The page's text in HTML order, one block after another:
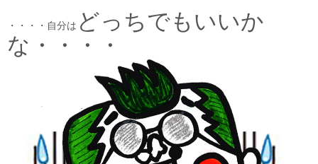
・・・・自分は どっちでもいいか
な・・・・